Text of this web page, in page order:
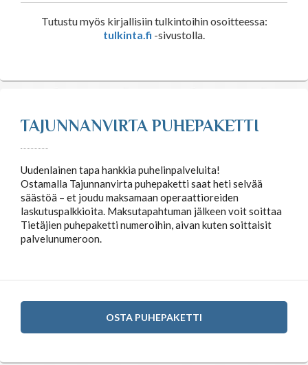
Tutustu myös kirjallisiin tulkintoihin osoitteessa:
tulkinta.fi -sivustolla.
TAJUNNANVIRTA PUHEPAKETTI
Uudenlainen tapa hankkia puhelinpalveluita!
Ostamalla Tajunnanvirta puhepaketti saat heti selvää
säästöä – et joudu maksamaan operaattioreiden
laskutuspalkkioita. Maksutapahtuman jälkeen voit soittaa
Tietäjien puhepaketti numeroihin, aivan kuten soittaisit
palvelunumeroon.
OSTA PUHEPAKETTI